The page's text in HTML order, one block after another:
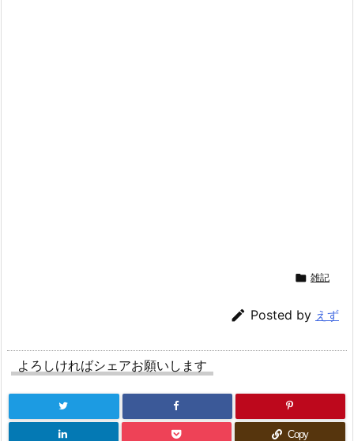
 雑記
 Posted by えず
よろしければシェアお願いします
Copy